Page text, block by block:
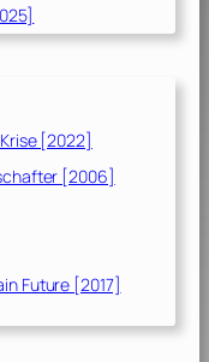
[2022]
[2006]
Future [2017]